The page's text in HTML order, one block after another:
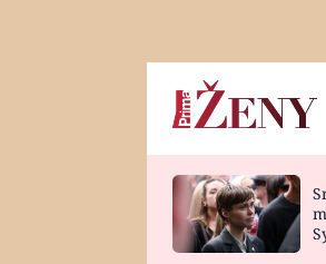
Horoskopy
HOROSKOP NA